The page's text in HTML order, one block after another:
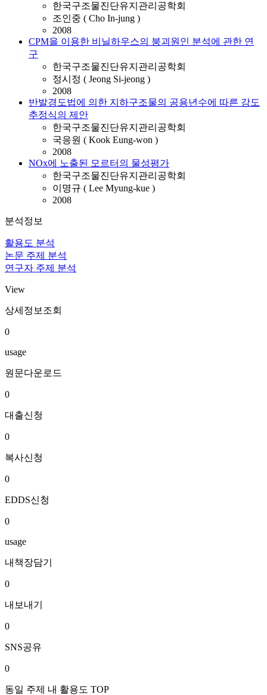
한국구조물진단유지관리공학회
조인중 ( Cho In-jung )
2008
CPM을 이용한 비닐하우스의 붕괴원인 분석에 관한 연
구
한국구조물진단유지관리공학회
정시정 ( Jeong Si-jeong )
2008
반발경도법에 의한 지하구조물의 공용년수에 따른 강도
추정식의 제안
한국구조물진단유지관리공학회
국응원 ( Kook Eung-won )
2008
NOx에 노출된 모르터의 물성평가
한국구조물진단유지관리공학회
이명규 ( Lee Myung-kue )
2008
분석정보
활용도 분석
논문 주제 분석
연구자 주제 분석
View
상세정보조회
0
usage
원문다운로드
0
대출신청
0
복사신청
0
EDDS신청
0
usage
내책장담기
0
내보내기
0
SNS공유
0
동일 주제 내 활용도 TOP